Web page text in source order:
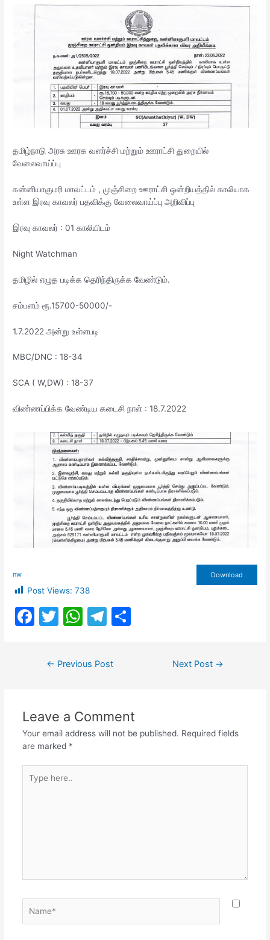
தமிழ்நாடு அரசு ஊரக வளர்ச்சி மற்றும் ஊராட்சி துறையில்
வேலைவாய்ப்பு
கன்னியாகுமரி மாவட்டம் , முஞ்சிறை ஊராட்சி ஒன்றியத்தில் காலியாக
உள்ள இரவு காவலர் பதவிக்கு வேலைவாய்ப்பு அறிவிப்பு
இரவு காவலர் : 01 காலியிடம்
Night Watchman
தமிழில் எழுத படிக்க தெரிந்திருக்க வேண்டும்.
சம்பளம் ரூ.15700-50000/-
1.7.2022 அன்று உள்ளபடி
MBC/DNC : 18-34
SCA ( W,DW) : 18-37
விண்ணப்பிக்க வேண்டிய கடைசி நாள் : 18.7.2022
nw Download
Post Views: 738
F
o
o
k
T
itt
er
W
at
s
p
p
T
e
gr
m
← Previous Post Next Post →
Leave a Comment
Your email address will not be published. Required fields
are marked *
here..